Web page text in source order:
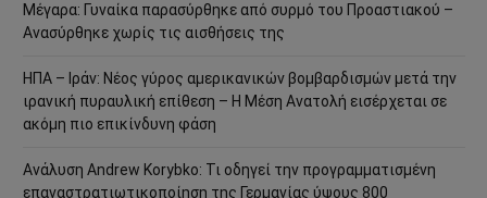
Μέγαρα: Γυναίκα παρασύρθηκε από συρμό του Προαστιακού –
Ανασύρθηκε χωρίς τις αισθήσεις της
ΗΠΑ – Ιράν: Νέος γύρος αμερικανικών βομβαρδισμών μετά την
ιρανική πυραυλική επίθεση – Η Μέση Ανατολή εισέρχεται σε
ακόμη πιο επικίνδυνη φάση
Ανάλυση Andrew Korybko: Τι οδηγεί την προγραμματισμένη
επαναστρατιωτικοποίηση της Γερμανίας ύψους 800